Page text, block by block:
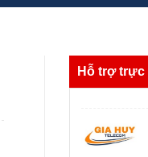
Hỗ trợ trực